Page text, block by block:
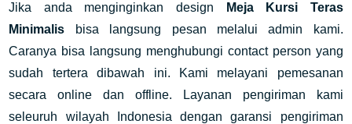
Jika anda menginginkan design
Meja Kursi Teras
Minimalis bisa langsung pesan melalui admin kami.
Caranya bisa langsung menghubungi contact person yang
sudah tertera dibawah ini. Kami melayani pemesanan
secara online dan offline. Layanan pengiriman kami
seleuruh wilayah Indonesia dengan garansi pengiriman